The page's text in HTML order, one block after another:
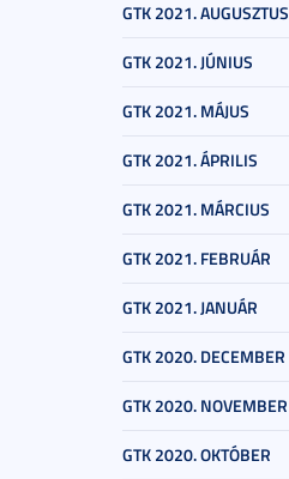
GTK 2021. AUGUSZTUS
GTK 2021. JÚNIUS
GTK 2021. MÁJUS
GTK 2021. ÁPRILIS
GTK 2021. MÁRCIUS
GTK 2021. FEBRUÁR
GTK 2021. JANUÁR
GTK 2020. DECEMBER
GTK 2020. NOVEMBER
GTK 2020. OKTÓBER